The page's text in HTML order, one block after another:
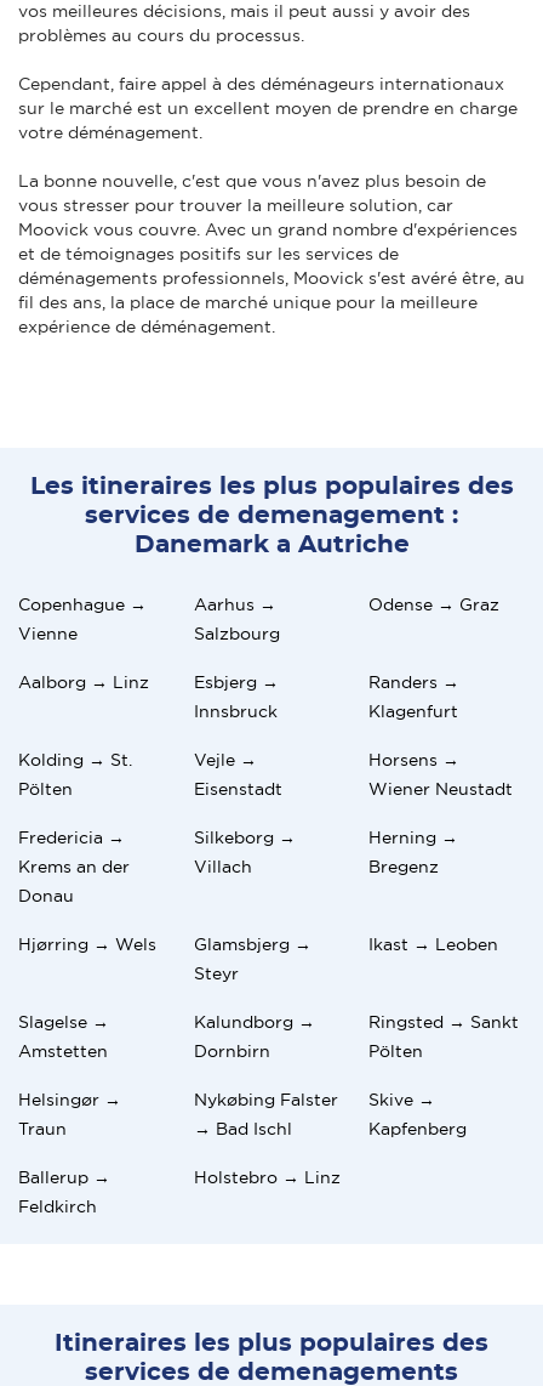
vos meilleures décisions, mais il peut aussi y avoir des
problèmes au cours du processus.
Cependant, faire appel à des déménageurs internationaux
sur le marché est un excellent moyen de prendre en charge
votre déménagement.
La bonne nouvelle, c'est que vous n'avez plus besoin de
vous stresser pour trouver la meilleure solution, car
Moovick vous couvre. Avec un grand nombre d'expériences
et de témoignages positifs sur les services de
déménagements professionnels, Moovick s'est avéré être, au
fil des ans, la place de marché unique pour la meilleure
expérience de déménagement.
Les itineraires les plus populaires des
services de demenagement :
Danemark a Autriche
Copenhague →
Vienne
Aarhus →
Salzbourg
Odense → Graz
Aalborg → Linz
Esbjerg →
Innsbruck
Randers →
Klagenfurt
Kolding → St.
Pölten
Vejle →
Eisenstadt
Horsens →
Wiener Neustadt
Fredericia →
Krems an der
Donau
Silkeborg →
Villach
Herning →
Bregenz
Hjørring → Wels
Glamsbjerg →
Steyr
Ikast → Leoben
Slagelse →
Amstetten
Kalundborg →
Dornbirn
Ringsted → Sankt
Pölten
Helsingør →
Traun
Nykøbing Falster
→ Bad Ischl
Skive →
Kapfenberg
Ballerup →
Feldkirch
Holstebro → Linz
Itineraires les plus populaires des
services de demenagements